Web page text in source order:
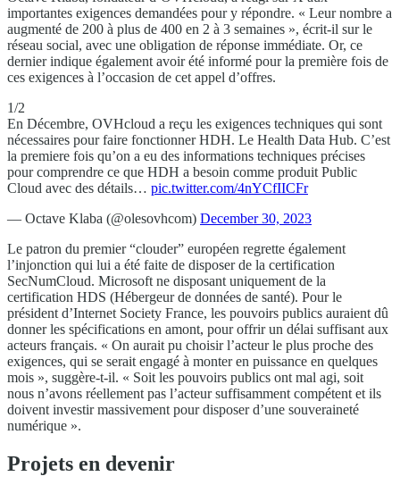
importantes exigences demandées pour y répondre. « Leur nombre a
augmenté de 200 à plus de 400 en 2 à 3 semaines », écrit-il sur le
réseau social, avec une obligation de réponse immédiate. Or, ce
dernier indique également avoir été informé pour la première fois de
ces exigences à l’occasion de cet appel d’offres.
1/2
En Décembre, OVHcloud a reçu les exigences techniques qui sont
nécessaires pour faire fonctionner HDH. Le Health Data Hub. C’est
la premiere fois qu’on a eu des informations techniques précises
pour comprendre ce que HDH a besoin comme produit Public
Cloud avec des détails… pic.twitter.com/4nYCfIICFr
— Octave Klaba (@olesovhcom) December 30, 2023
Le patron du premier “clouder” européen regrette également
l’injonction qui lui a été faite de disposer de la certification
SecNumCloud. Microsoft ne disposant uniquement de la
certification HDS (Hébergeur de données de santé). Pour le
président d’Internet Society France, les pouvoirs publics auraient dû
donner les spécifications en amont, pour offrir un délai suffisant aux
acteurs français. « On aurait pu choisir l’acteur le plus proche des
exigences, qui se serait engagé à monter en puissance en quelques
mois », suggère-t-il. « Soit les pouvoirs publics ont mal agi, soit
nous n’avons réellement pas l’acteur suffisamment compétent et ils
doivent investir massivement pour disposer d’une souveraineté
numérique ».
Projets en devenir